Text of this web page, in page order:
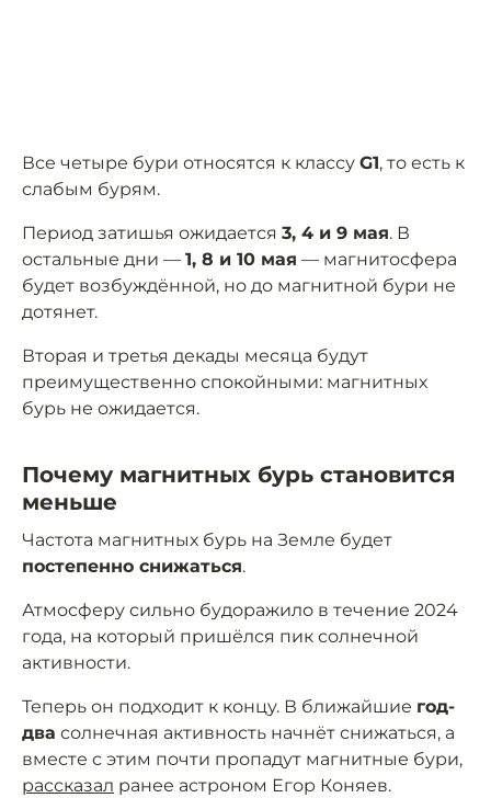
Все четыре бури относятся к классу G1, то есть к
слабым бурям.
Период затишья ожидается 3, 4 и 9 мая. В
остальные дни — 1, 8 и 10 мая — магнитосфера
будет возбуждённой, но до магнитной бури не
дотянет.
Вторая и третья декады месяца будут
преимущественно спокойными: магнитных
бурь не ожидается.
Почему магнитных бурь становится
меньше
Частота магнитных бурь на Земле будет
постепенно снижаться.
Атмосферу сильно будоражило в течение 2024
года, на который пришёлся пик солнечной
активности.
Теперь он подходит к концу. В ближайшие год-
два солнечная активность начнёт снижаться, а
вместе с этим почти пропадут магнитные бури,
рассказал ранее астроном Егор Коняев.